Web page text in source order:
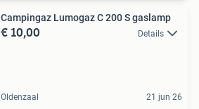
Campingaz Lumogaz C 200 S gaslamp
€ 10,00 Details
Oldenzaal 21 jun 26